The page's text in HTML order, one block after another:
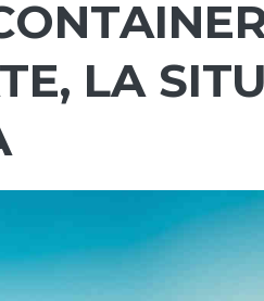
LA